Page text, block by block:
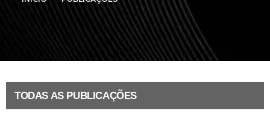
TODAS AS PUBLICAÇÕES